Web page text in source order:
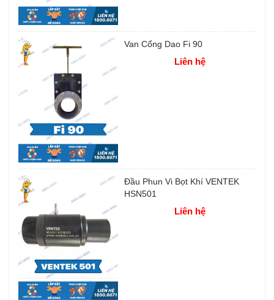
Van Cổng Dao Fi 90
Liên hệ
Đầu Phun Vi Bọt Khí VENTEK
HSN501
Liên hệ